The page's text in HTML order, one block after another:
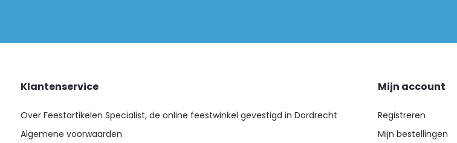
Klantenservice
Over Feestartikelen Specialist, de online feestwinkel gevestigd in Dordrecht
Algemene voorwaarden
Mijn account
Registreren
Mijn bestellingen